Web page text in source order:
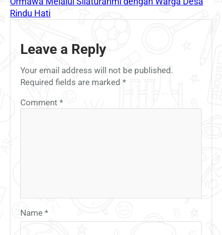
Rindu Hati
Leave a Reply
Your email address will not be published.
Required fields are marked *
Comment *
Name *